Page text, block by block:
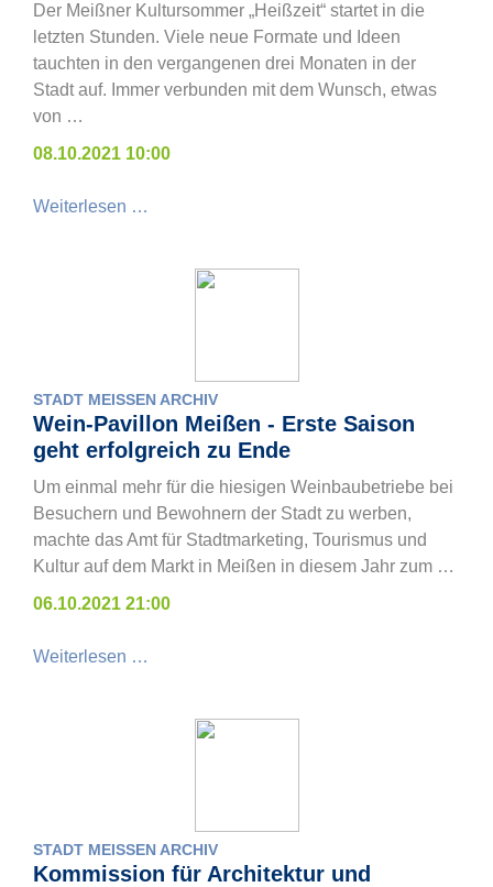
Der Meißner Kultursommer „Heißzeit“ startet in die
letzten Stunden. Viele neue Formate und Ideen
tauchten in den vergangenen drei Monaten in der
Stadt auf. Immer verbunden mit dem Wunsch, etwas
von …
08.10.2021 10:00
Weiterlesen …
STADT MEISSEN ARCHIV
Wein-Pavillon Meißen - Erste Saison
geht erfolgreich zu Ende
Um einmal mehr für die hiesigen Weinbaubetriebe bei
Besuchern und Bewohnern der Stadt zu werben,
machte das Amt für Stadtmarketing, Tourismus und
Kultur auf dem Markt in Meißen in diesem Jahr zum …
06.10.2021 21:00
Weiterlesen …
STADT MEISSEN ARCHIV
Kommission für Architektur und